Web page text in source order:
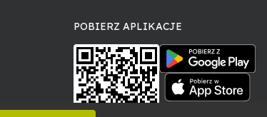
POBIERZ APLIKACJE